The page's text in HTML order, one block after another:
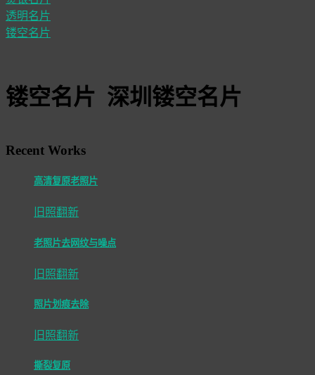
透明名片
镂空名片
镂空名片 深圳镂空名片
Recent Works
高清复原老照片
旧照翻新
老照片去网纹与噪点
旧照翻新
照片划痕去除
旧照翻新
撕裂复原